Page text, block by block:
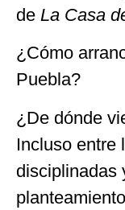
de La Casa
¿Cómo
Puebla?
¿De dónde
Incluso entre
disciplinadas